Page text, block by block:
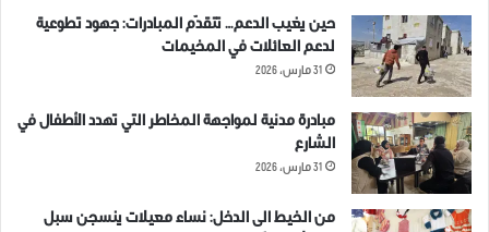
حين يغيب الدعم… تتقدّم المبادرات: جهود تطوعية
لدعم العائلات في المخيمات
31 مارس، 2026
مبادرة مدنية لمواجهة المخاطر التي تهدد الأطفال في
الشارع
31 مارس، 2026
من الخيط الى الدخل: نساء معيلات ينسجن سبل